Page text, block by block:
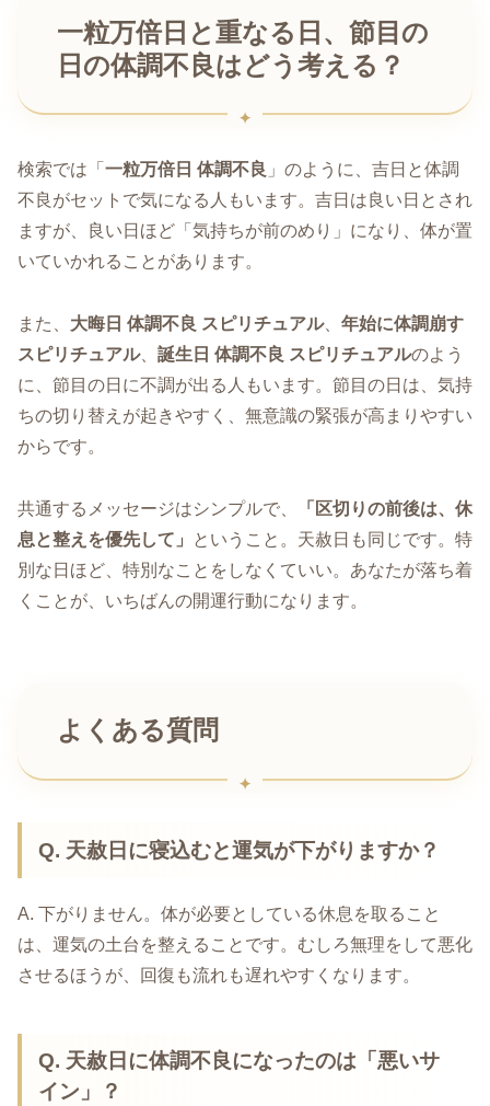
一粒万倍日と重なる日、節目の
日の体調不良はどう考える？
検索では「 一粒万倍日 体調不良 」のように、吉日と体調
不良がセットで気になる人もいます。吉日は良い日とされ
ますが、良い日ほど「気持ちが前のめり」になり、体が置
いていかれることがあります。
また、 大晦日 体調不良 スピリチュアル、 年始に体調崩す
スピリチュアル、 誕生日 体調不良 スピリチュアルのよう
に、節目の日に不調が出る人もいます。節目の日は、気持
ちの切り替えが起きやすく、無意識の緊張が高まりやすい
からです。
共通するメッセージはシンプルで、
「区切りの前後は、休
息と整えを優先して」
ということ。天赦日も同じです。特
別な日ほど、特別なことをしなくていい。あなたが落ち着
くことが、いちばんの開運行動になります。
よくある質問
Q. 天赦日に寝込むと運気が下がりますか？
A. 下がりません。体が必要としている休息を取ること
は、運気の土台を整えることです。むしろ無理をして悪化
させるほうが、回復も流れも遅れやすくなります。
Q. 天赦日に体調不良になったのは「悪いサ
イン」？